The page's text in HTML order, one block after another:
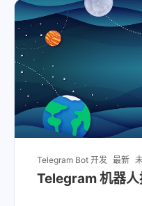
Telegram Bot 开发 最新
Telegram 机器